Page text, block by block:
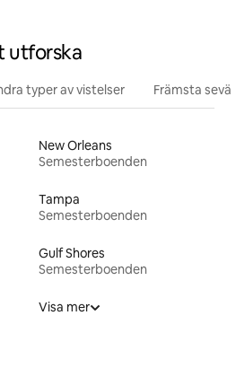
utforska
typer av vistelser Främsta
New Orleans
Semesterboenden
Tampa
Semesterboenden
Gulf Shores
Semesterboenden
Visa mer